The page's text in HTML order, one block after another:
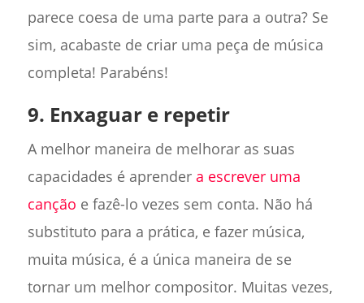
parece coesa de uma parte para a outra? Se
sim, acabaste de criar uma peça de música
completa! Parabéns!
9. Enxaguar e repetir
A melhor maneira de melhorar as suas
capacidades é aprender a escrever uma
canção e fazê-lo vezes sem conta. Não há
substituto para a prática, e fazer música,
muita música, é a única maneira de se
tornar um melhor compositor. Muitas vezes,